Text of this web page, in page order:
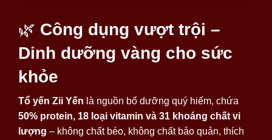
🌿 Công dụng vượt trội –
Dinh dưỡng vàng cho sức
khỏe
Tổ yến Zii Yến là nguồn bổ dưỡng quý hiếm, chứa
50% protein, 18 loại vitamin và 31 khoáng chất vi
lượng – không chất béo, không chất bảo quản, thích